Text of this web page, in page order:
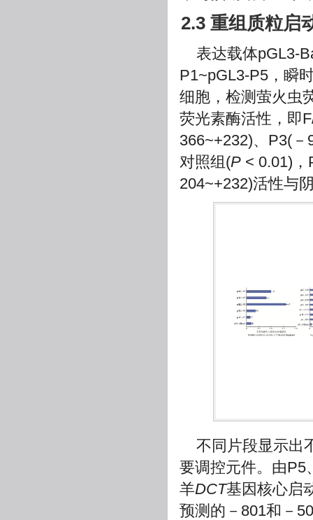
2.3 重组质粒启
表达载体pGL3-
P1~pGL3-P5，瞬
细胞，检测萤火虫
荧光素酶活性，即
366~+232)、P3(
对照组(P < 0.01)
204~+232)活性与
不同片段显示出
要调控元件。由P5
羊DCT基因核心启
预测的－801和－